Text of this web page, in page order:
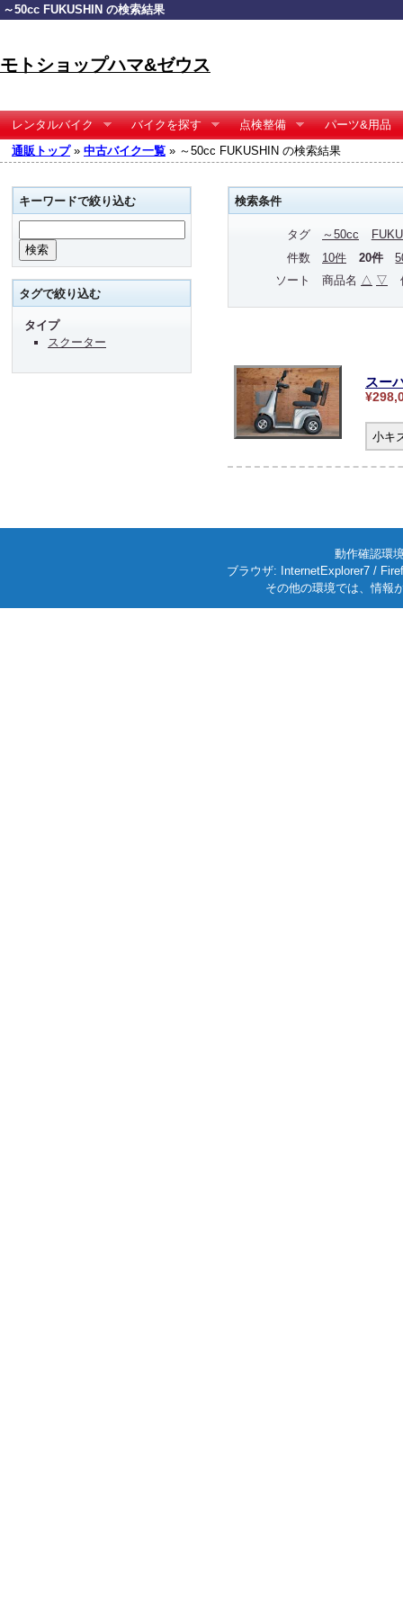
～50cc FUKUSHIN の検索結果
モトショップハマ&ゼウス
レンタルバイク バイクを探す 点検整備
パーツ&用品
通販トップ» 中古バイク一覧 » ～50cc FUKUSHIN の検索結果
検索条件
タグ ～50cc
件数
10件 20件
ソート
商品名 △ ▽
スー
小キ
キーワードで絞り込む
タグで絞り込む
タイプ
スクーター
動作確認環
ブラウザ: InternetExplorer7 /
その他の環境では、情報